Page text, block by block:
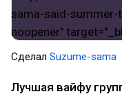
Cделал Suzume-sama
Лучшая вайфу